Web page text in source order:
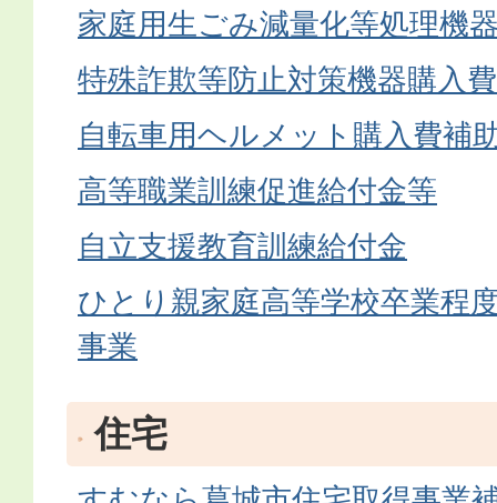
家庭用生ごみ減量化等処理機
特殊詐欺等防止対策機器購入
自転車用ヘルメット購入費補
高等職業訓練促進給付金等
自立支援教育訓練給付金
ひとり親家庭高等学校卒業程
事業
住宅